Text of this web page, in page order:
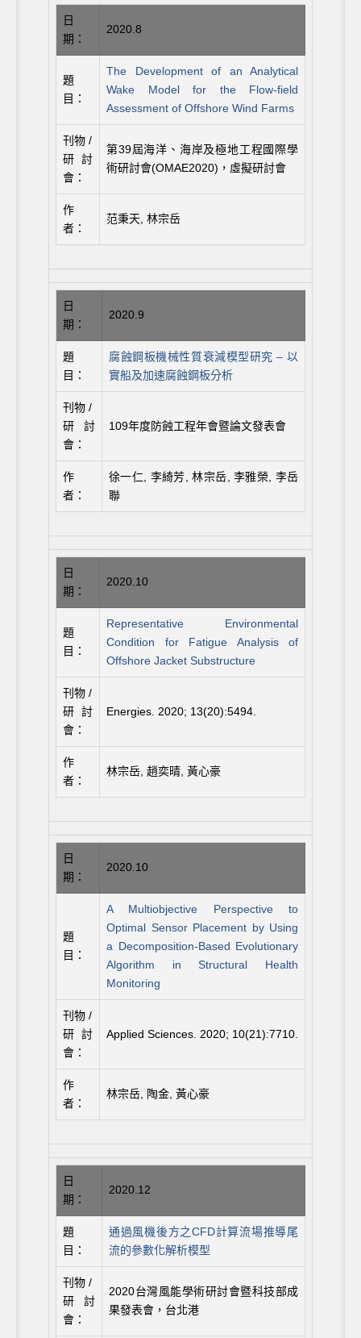
日
期：
2020.8
題
目：
The Development of an Analytical
Wake Model for the Flow-field
Assessment of Offshore Wind Farms
刊物 /
研討
會：
第39屆海洋、海岸及極地工程國際學
術研討會(OMAE2020)，虛擬研討會
作
者：
范秉天, 林宗岳
日
期：
2020.9
題
目：
腐蝕鋼板機械性質衰減模型研究 – 以
實船及加速腐蝕鋼板分析
刊物 /
研討
會：
109年度防蝕工程年會暨論文發表會
作
者：
徐一仁, 李綺芳, 林宗岳, 李雅榮, 李岳
聯
日
期：
2020.10
題
目：
Representative Environmental
Condition for Fatigue Analysis of
Offshore Jacket Substructure
刊物 /
研討
會：
Energies. 2020; 13(20):5494.
作
者：
林宗岳, 趙奕晴, 黃心豪
日
期：
2020.10
題
目：
A Multiobjective Perspective to
Optimal Sensor Placement by Using
a Decomposition-Based Evolutionary
Algorithm in Structural Health
Monitoring
刊物 /
研討
會：
Applied Sciences. 2020; 10(21):7710.
作
者：
林宗岳, 陶金, 黃心豪
日
期：
2020.12
題
目：
通過風機後方之CFD計算流場推導尾
流的參數化解析模型
刊物 /
研討
會：
2020台灣風能學術研討會暨科技部成
果發表會，台北港